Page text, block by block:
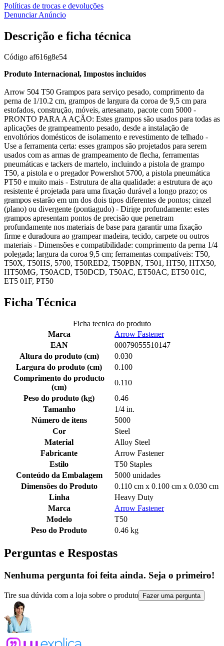
Políticas de trocas e devoluções
Denunciar Anúncio
Descrição e ficha técnica
Código af616g8e54
Produto Internacional, Impostos incluídos
Arrow 504 T50 Grampos para serviço pesado, comprimento da
perna de 1/10.2 cm, grampos de largura da coroa de 9,5 cm para
estofados, construção, móveis, artesanato, pacote com 5000 -
PRONTO PARA A AÇÃO: Estes grampos são usados para todas as
aplicações de grampeamento pesado, desde a instalação de
envoltórios domésticos de isolamento e revestimento de telhado -
Use a ferramenta certa: esses grampos são projetados para serem
usados com as armas de grampeamento de flecha, ferramentas
pneumáticas e tackers de martelo, incluindo a pistola de grampo
T50, a pistola e o pregador Powershot 5700, a pistola pneumática
PT50 e muito mais - Estrutura de alta qualidade: a estrutura de aço
resistente é projetada para uma fixação durável a longo prazo; os
grampos estarão em um dos dois tipos diferentes de pontos; cinzel
(plano) ou divergente (pontiagudo) - Dirige profundamente: estes
grampos apresentam pontos de precisão que penetram
profundamente nos materiais de base para garantir uma fixação
firme e duradoura ao grampear madeira, tecido, carpete ou outros
materiais - Dimensões e compatibilidade: comprimento da perna 1/4
polegada; largura da coroa 9,5 cm; ferramentas compatíveis: T50,
T50X, T50HS, 5700, T50RED2, T50PBN, T501, HT50, HTX50,
HT50MG, T50ACD, T50DCD, T50AC, ET50AC, ET50 01C,
ET5 01F, PT50
Ficha Técnica
Ficha tecnica do produto
Marca
Arrow Fastener
EAN
00079055510147
Altura do produto (cm)
0.030
Largura do produto (cm)
0.100
Comprimento do producto
(cm)
0.110
Peso do produto (kg)
0.46
Tamanho
1/4 in.
Número de itens
5000
Cor
Steel
Material
Alloy Steel
Fabricante
Arrow Fastener
Estilo
T50 Staples
Conteúdo da Embalagem
5000 unidades
Dimensões do Produto
0.110 cm x 0.100 cm x 0.030 cm
Linha
Heavy Duty
Marca
Arrow Fastener
Modelo
T50
Peso do Produto
0.46 kg
Perguntas e Respostas
Nenhuma pergunta foi feita ainda. Seja o primeiro!
Tire sua dúvida com a loja sobre o produto Fazer uma pergunta